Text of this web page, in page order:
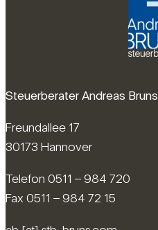
Steuerberater Andreas Bruns
Freundallee 17
30173 Hannover
Telefon 0511 – 984 720
Fax 0511 – 984 72 15